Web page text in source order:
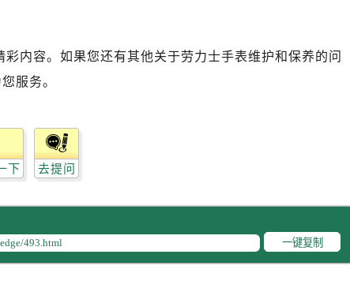
彩内容。如果您还有其他关于劳力士手表维护和保养的问
服务。
下 去提问
一键复制